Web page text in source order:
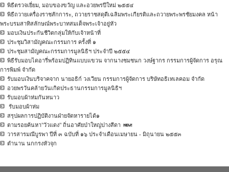
พิธีตรวจเยี่ยม, มอบของขวัญ และอวยพรปีใหม่ ๒๕๕๔
พิธีถวายเครื่องราชสักการะ, ถวายราชสดุดีเฉลิมพระเกียรติและถวายพระพรชัยมงคล หน้า
พระบรมสาทิสลักษณ์พระบาทสมเด็จพระเจ้าอยู่หัว
มอบเงินประกันชีวิตกลุ่มให้กับเจ้าหน้าที่
ประชุมวิสามัญคณะกรรมการ ครั้งที่ ๑
ประชุมสามัญคณะกรรมการมูลนิธิฯ ประจำปี ๒๕๕๔
พิธีรับมอบไดอารี่พร้อมปฏิทินแบบแขวน จากนางชมชนก วงษ์ฐากร กรรมการผู้จัดการ อรุณ
การพิมพ์ จำกัด
รับมอบเงินบริจาคจาก นายอธิก์ วงเวียน กรรมการผู้จัดการ บริษัทอธิเทเลคอม จำกัด
อวยพรวันคล้ายวันเกิดประธานกรรมการมูลนิธิฯ
รับมอบผ้าห่มกันหนาว
รับมอบผ้าห่ม
สรุปผลการปฏิบัติงานฝ่ายจัดหารายได้๑
ตามรอยค้นหา"วัวแดง" ถิ่นอาศัยป่าใหญ่ปางสีดา
วารสารมณีบูรพา ปีที่ ๓ ฉบับที่ ๑๖ ประจำเดือนเมษายน - มิถุนายน ๒๕๕๓
ตำนาน นกกรงหัวจุก